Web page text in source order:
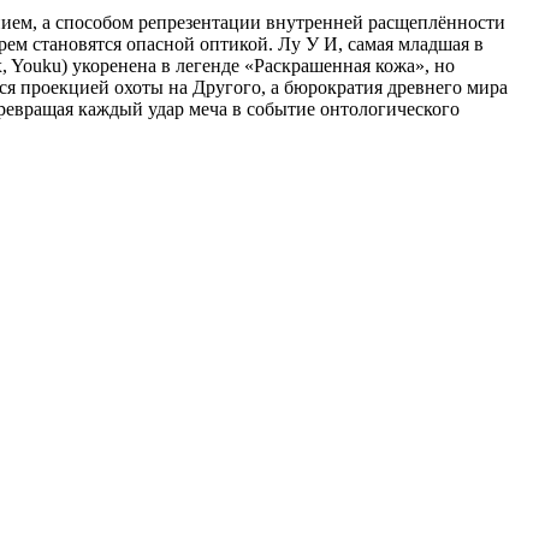
а способом репрезентации внутренней расщеплённости
становятся опасной оптикой. Лу У И, самая младшая в
укоренена в легенде «Раскрашенная кожа», но
проекцией охоты на Другого, а бюрократия древнего мира
каждый удар меча в событие онтологического